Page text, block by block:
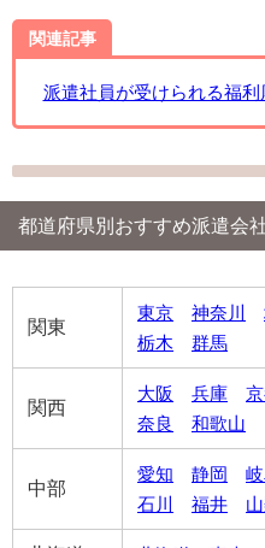
関連記事
派遣社員が受けられる福利
都道府県別おすすめ派遣会
関東
東京 神奈川
栃木
群馬
関西
大阪 兵庫
奈良
和歌山
中部
愛知 静岡
石川
福井